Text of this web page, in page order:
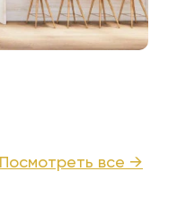
Посмотреть все →